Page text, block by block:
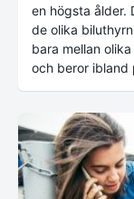
en högsta ålder.
de olika
bara mellan
och beror ibland